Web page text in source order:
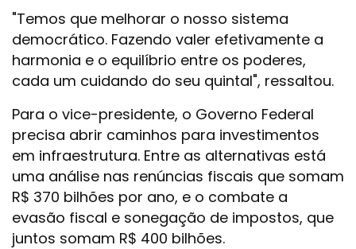
"Temos que melhorar o nosso sistema
democrático. Fazendo valer efetivamente a
harmonia e o equilíbrio entre os poderes,
cada um cuidando do seu quintal", ressaltou.
Para o vice-presidente, o Governo Federal
precisa abrir caminhos para investimentos
em infraestrutura. Entre as alternativas está
uma análise nas renúncias fiscais que somam
R$ 370 bilhões por ano, e o combate a
evasão fiscal e sonegação de impostos, que
juntos somam R$ 400 bilhões.